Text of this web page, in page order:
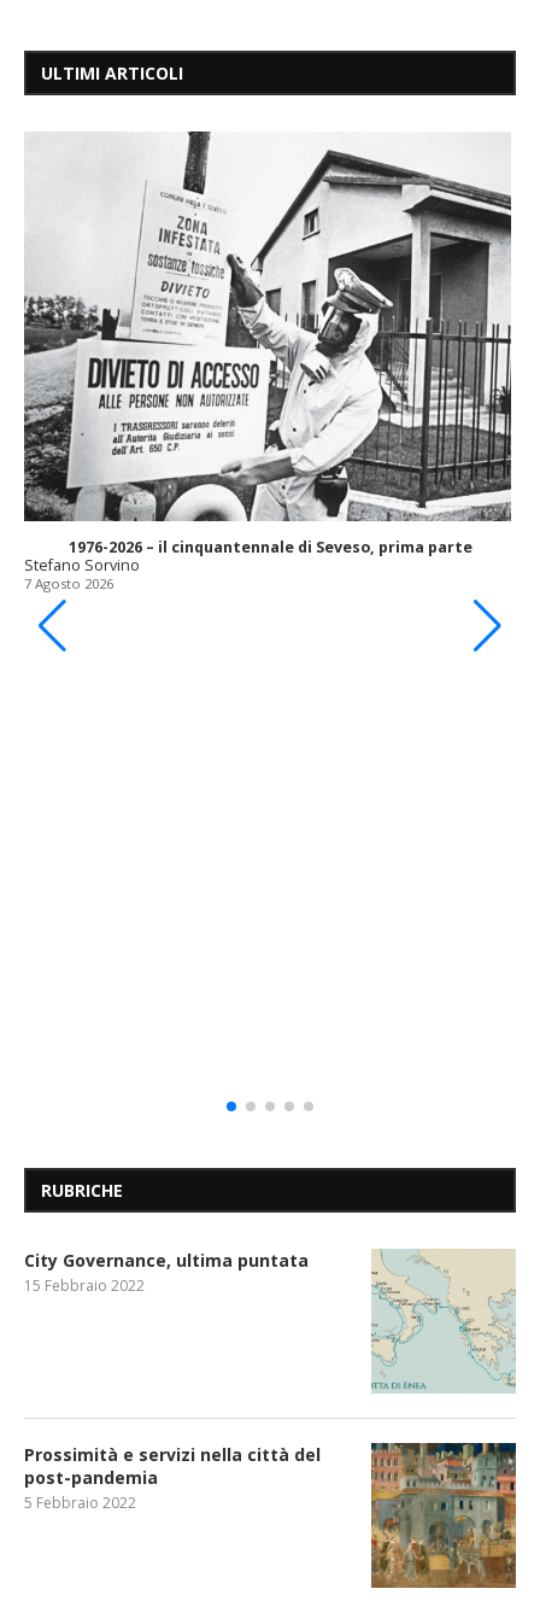
ULTIMI ARTICOLI
1976-2026 – il cinquantennale di Seveso, prima parte
Stefano Sorvino
7 Agosto 2026
RUBRICHE
City Governance, ultima puntata
15 Febbraio 2022
Prossimità e servizi nella città del
post-pandemia
5 Febbraio 2022